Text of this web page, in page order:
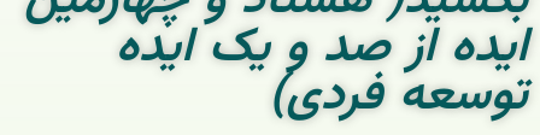
ایده از صد و یک ایده
توسعه فردی)